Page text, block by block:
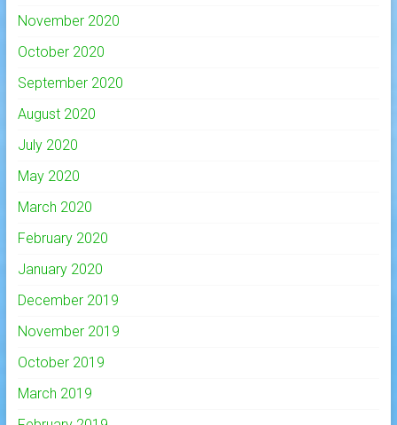
November 2020
October 2020
September 2020
August 2020
July 2020
May 2020
March 2020
February 2020
January 2020
December 2019
November 2019
October 2019
March 2019